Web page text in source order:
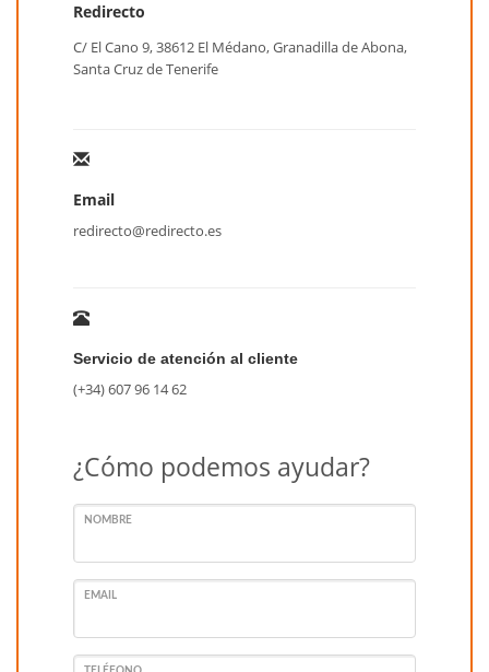
Redirecto
C/ El Cano 9, 38612 El Médano, Granadilla de Abona,
Santa Cruz de Tenerife
Email
redirecto@redirecto.es
Servicio de atención al cliente
(+34) 607 96 14 62
¿Cómo podemos ayudar?
NOMBRE
EMAIL